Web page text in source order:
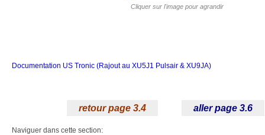
Cliquer sur l'image pour agrandir
Documentation US Tronic (Rajout au XU5J1 Pulsair & XU9JA)
retour page 3.4 aller page 3.6
Naviguer dans cette section: